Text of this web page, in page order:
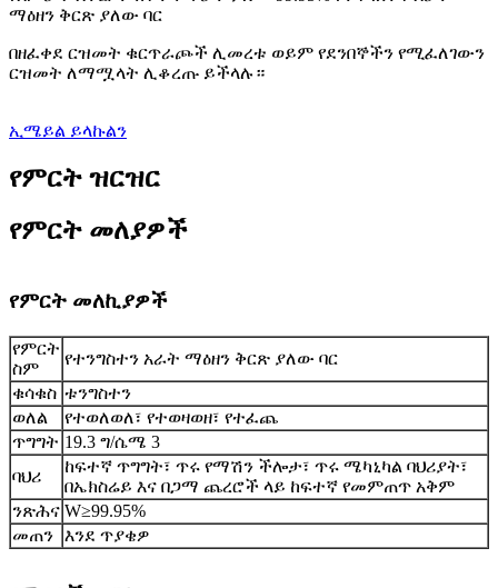
ማዕዘን ቅርጽ ያለው ባር
በዘፈቀደ ርዝመት ቁርጥራጮች ሊመረቱ ወይም የደንበኞችን የሚፈለገውን
ርዝመት ለማሟላት ሊቆረጡ ይችላሉ።
ኢሜይል ይላኩልን
የምርት ዝርዝር
የምርት መለያዎች
የምርት መለኪያዎች
የምርት
ስም
የተንግስተን አራት ማዕዘን ቅርጽ ያለው ባር
ቁሳቁስ ቱንግስተን
ወለል
የተወለወለ፣ የተወዛወዘ፣ የተፈጨ
ጥግግት 19.3 ግ/ሴሜ 3
ባህሪ
ከፍተኛ ጥግግት፣ ጥሩ የማሽን ችሎታ፣ ጥሩ ሜካኒካል ባህሪያት፣
በኤክስሬይ እና በጋማ ጨረሮች ላይ ከፍተኛ የመምጠጥ አቅም
ንጽሕና W≥99.95%
መጠን እንደ ጥያቄዎ